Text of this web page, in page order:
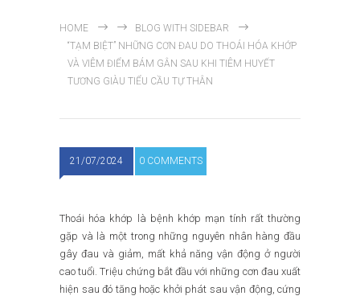
HOME
BLOG WITH SIDEBAR
“TẠM BIỆT” NHỮNG CƠN ĐAU DO THOÁI HÓA KHỚP
VÀ VIÊM ĐIỂM BÁM GÂN SAU KHI TIÊM HUYẾT
TƯƠNG GIÀU TIỂU CẦU TỰ THÂN
21/07/2024 0 COMMENTS
Thoái hóa khớp là bệnh khớp mạn tính rất thường
gặp và là một trong những nguyên nhân hàng đầu
gây đau và giảm, mất khả năng vận động ở người
cao tuổi. Triệu chứng bắt đầu với những cơn đau xuất
hiện sau đó tăng hoặc khởi phát sau vận động, cứng